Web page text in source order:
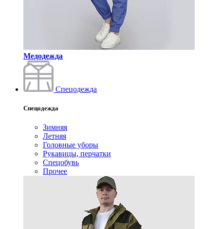
Медодежда
Спецодежда
Спецодежда
Зимняя
Летняя
Головные уборы
Рукавицы, перчатки
Спецобувь
Прочее